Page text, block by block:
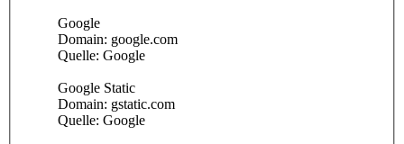
Google
Domain: google.com
Quelle: Google
Google Static
Domain: gstatic.com
Quelle: Google